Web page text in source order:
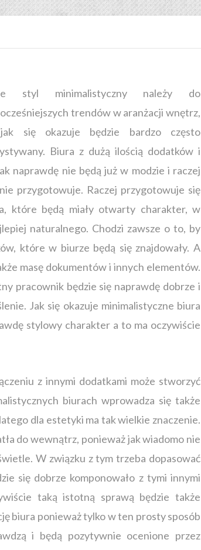
styl minimalistyczny należy do
trendów w aranżacji wnętrz,
się okazuje będzie bardzo często
Biura z dużą ilością dodatków i
naprawdę nie będą już w modzie i raczej
przygotowuje. Raczej przygotowuje się
które będą miały otwarty charakter, w
naturalnego. Chodzi zawsze o to, by
które w biurze będą się znajdowały. A
masę dokumentów i innych elementów.
pracownik będzie się naprawdę dobrze i
Jak się okazuje minimalistyczne biura
stylowy charakter a to ma oczywiście
z innymi dodatkami może stworzyć
biurach wprowadza się także
dla estetyki ma tak wielkie znaczenie.
do wewnątrz, ponieważ jak wiadomo nie
W związku z tym trzeba dopasować
się dobrze komponowało z tymi innymi
taką istotną sprawą będzie także
biura ponieważ tylko w ten prosty sposób
i będą pozytywnie ocenione przez